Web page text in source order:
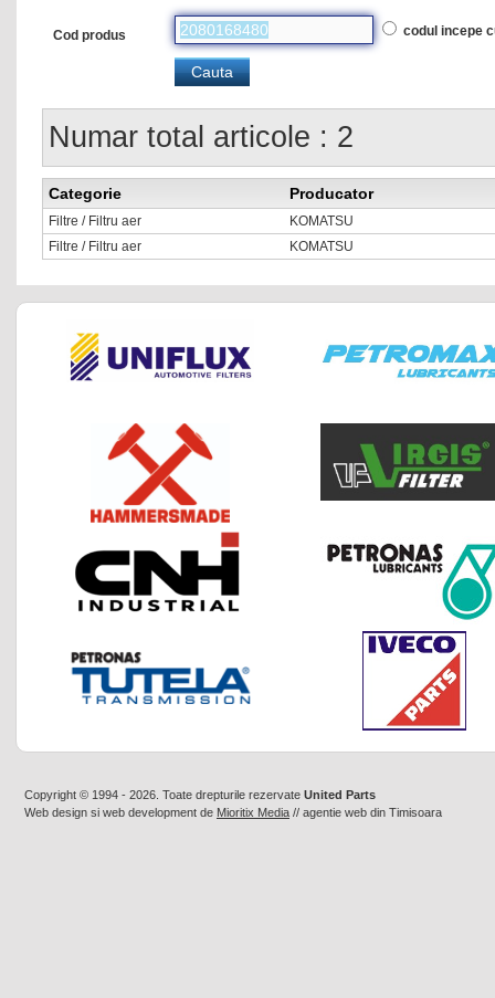
Cod produs codul incepe
Numar total articole : 2
Categorie Producator
Filtre / Filtru aer
KOMATSU
Filtre / Filtru aer
KOMATSU
Copyright © 1994 - 2026. Toate drepturile rezervate United Parts
Web design si web development de Mioritix Media // agentie web din Timisoara